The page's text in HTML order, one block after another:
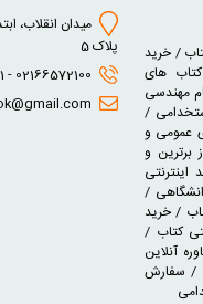
/ خرید
های
مهندسی
/
عمومی و
برترین و
/
/ خرید
کتاب /
آنلاین
/ سفارش
میدان انقلاب،
پلاک 5